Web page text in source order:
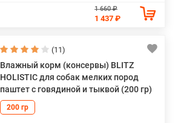
1 660 ₽
1 437 ₽
(11)
Влажный корм (консервы) BLITZ
HOLISTIC для собак мелких пород
паштет с говядиной и тыквой (200 гр)
200 гр